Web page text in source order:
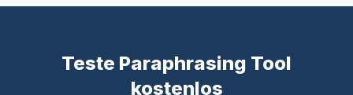
Teste Paraphrasing Tool
kostenlos